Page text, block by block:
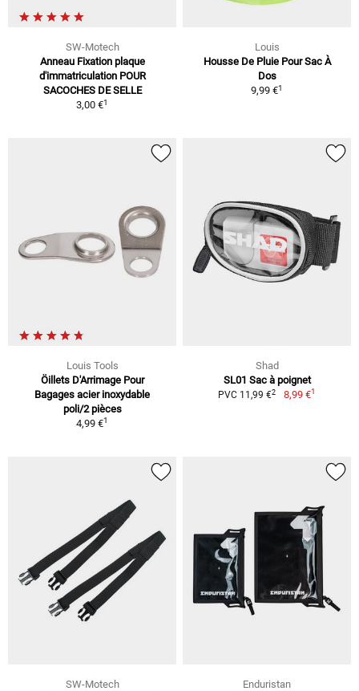
SW-Motech
Anneau Fixation plaque
d'immatriculation POUR
SACOCHES DE SELLE
3,00 €1
Louis
Housse De Pluie Pour Sac À
Dos
9,99 €1
Louis Tools
Öillets D'Arrimage Pour
Bagages acier inoxydable
poli/2 pièces
4,99 €1
Shad
SL01 Sac à poignet
PVC 11,99 €2 8,99 €1
SW-Motech
Enduristan